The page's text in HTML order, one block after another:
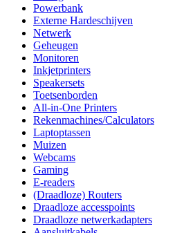
Powerbank
Externe Hardeschijven
Netwerk
Geheugen
Monitoren
Inkjetprinters
Speakersets
Toetsenborden
All-in-One Printers
Rekenmachines/Calculators
Laptoptassen
Muizen
Webcams
Gaming
E-readers
(Draadloze) Routers
Draadloze accesspoints
Draadloze netwerkadapters